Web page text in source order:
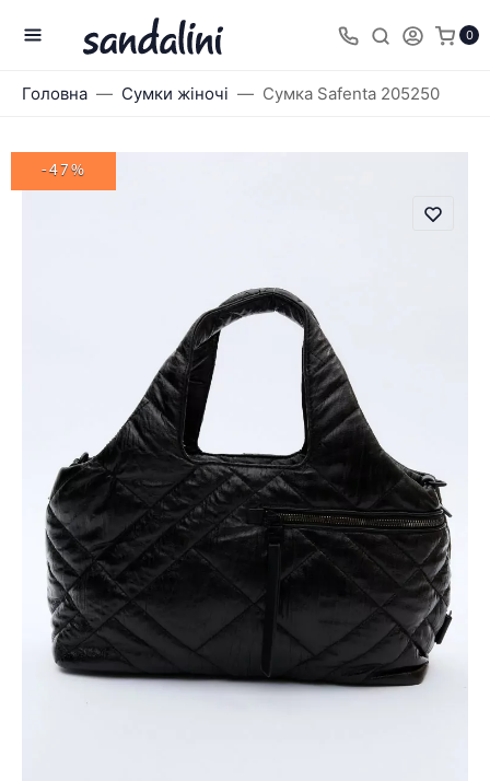
0
Головна Сумки жіночі Сумка Safenta 205250
-47%